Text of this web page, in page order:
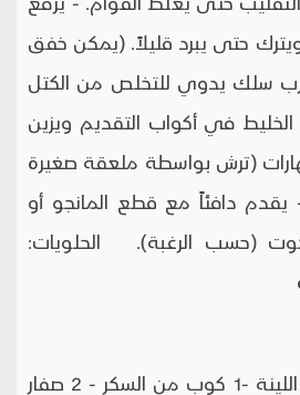
ويترك حتى يبرد قليلاً. (يمكن خفق
سلك يدوي للتخلص من الكتل
الخليط في أكواب التقديم ويزين
(ترش بواسطة ملعقة صغيرة
دافئاً مع قطع المانجو أو
(حسب الرغبة). الحلويات:
-4/1 كوب من الزبدة اللينة -1 كوب من السكر - 2 صفار